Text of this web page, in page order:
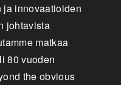
ja innovaatioiden
johtavista
matkaa
80 vuoden
the obvious